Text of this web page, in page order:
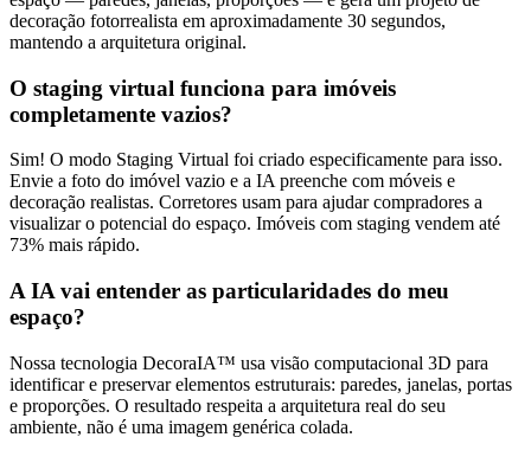
decoração fotorrealista em aproximadamente 30 segundos,
mantendo a arquitetura original.
O staging virtual funciona para imóveis
completamente vazios?
Sim! O modo Staging Virtual foi criado especificamente para isso.
Envie a foto do imóvel vazio e a IA preenche com móveis e
decoração realistas. Corretores usam para ajudar compradores a
visualizar o potencial do espaço. Imóveis com staging vendem até
73% mais rápido.
A IA vai entender as particularidades do meu
espaço?
Nossa tecnologia DecoraIA™ usa visão computacional 3D para
identificar e preservar elementos estruturais: paredes, janelas, portas
e proporções. O resultado respeita a arquitetura real do seu
ambiente, não é uma imagem genérica colada.